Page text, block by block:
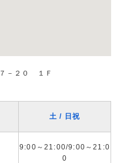
－２０ １Ｆ
土 / 日祝
9:00～21:00/9:00～21:0
0